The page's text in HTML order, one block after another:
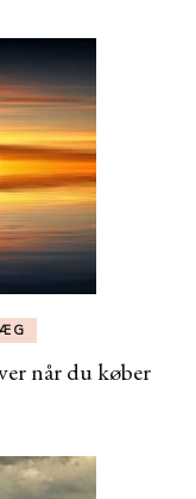
når du køber